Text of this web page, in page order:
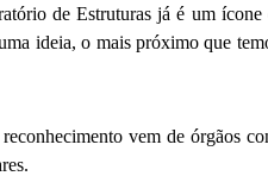
de Estruturas já é um
ideia, o mais próximo que
vem de